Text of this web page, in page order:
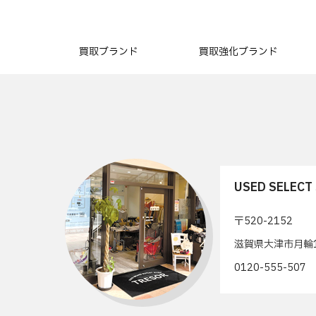
買取ブランド 買取強化ブランド
USED
〒520-2152
滋賀県大津市月
0120-555-507